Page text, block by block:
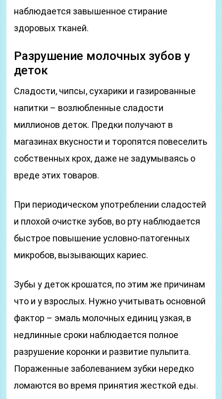
наблюдается завышенное стирание
здоровых тканей.
Разрушение молочных зубов у
деток
Сладости, чипсы, сухарики и газированные
напитки – возлюбленные сладости
миллионов деток. Предки получают в
магазинах вкусности и торопятся повеселить
собственных крох, даже не задумываясь о
вреде этих товаров.
При периодическом употреблении сладостей
и плохой очистке зубов, во рту наблюдается
быстрое повышение условно-патогенных
микробов, вызывающих кариес.
Зубы у деток крошатся, по этим же причинам
что и у взрослых. Нужно учитывать основной
фактор – эмаль молочных единиц узкая, в
недлинные сроки наблюдается полное
разрушение коронки и развитие пульпита.
Пораженные заболеванием зубки нередко
ломаются во время принятия жесткой еды.